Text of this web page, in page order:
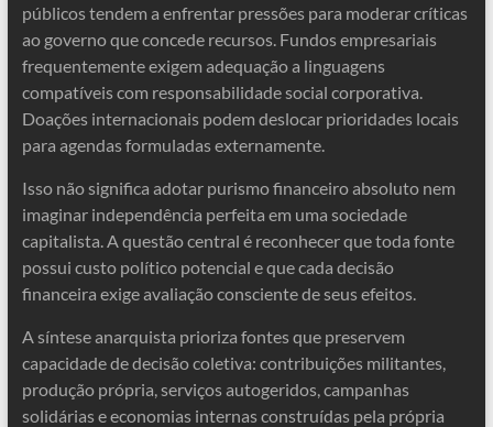
públicos tendem a enfrentar pressões para moderar críticas
ao governo que concede recursos. Fundos empresariais
frequentemente exigem adequação a linguagens
compatíveis com responsabilidade social corporativa.
Doações internacionais podem deslocar prioridades locais
para agendas formuladas externamente.
Isso não significa adotar purismo financeiro absoluto nem
imaginar independência perfeita em uma sociedade
capitalista. A questão central é reconhecer que toda fonte
possui custo político potencial e que cada decisão
financeira exige avaliação consciente de seus efeitos.
A síntese anarquista prioriza fontes que preservem
capacidade de decisão coletiva: contribuições militantes,
produção própria, serviços autogeridos, campanhas
solidárias e economias internas construídas pela própria